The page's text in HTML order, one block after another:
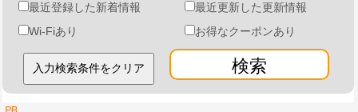
最近登録した新着情報
最近更新した更新情報
Wi-Fiあり
お得なクーポンあり
検索